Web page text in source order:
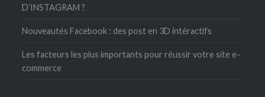
D’INSTAGRAM ?
Nouveautés Facebook : des post en 3D intéractifs
Les facteurs les plus importants pour réussir votre site e-
commerce